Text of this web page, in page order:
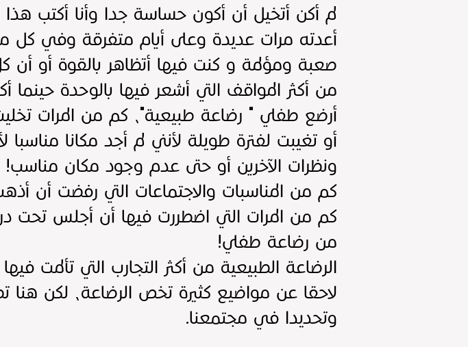
لم أكن أتخيل أن أكون حساسة جدا وأنا أكتب هذا
أعدته مرات عديدة وعلى أيام متفرقة وفي كل
صعبة ومؤلمة و كنت فيها أتظاهر بالقوة أو
من أكثر المواقف التي أشعر فيها بالوحدة
أرضع طفلي " رضاعة طبيعية"، كم من المرات
أو تغيبت لفترة طويلة لأنني لم أجد مكانا
ونظرات الآخرين أو حتى عدم وجود مكان مناسب!
كم من المناسبات والاجتماعات التي رفضت أن
كم من المرات التي اضطررت فيها أن أجلس تحت
من رضاعة طفلي!
الرضاعة الطبيعية من أكثر التجارب التي تألمت
لاحقا عن مواضيع كثيرة تخص الرضاعة، لكن هنا
وتحديدا في مجتمعنا.